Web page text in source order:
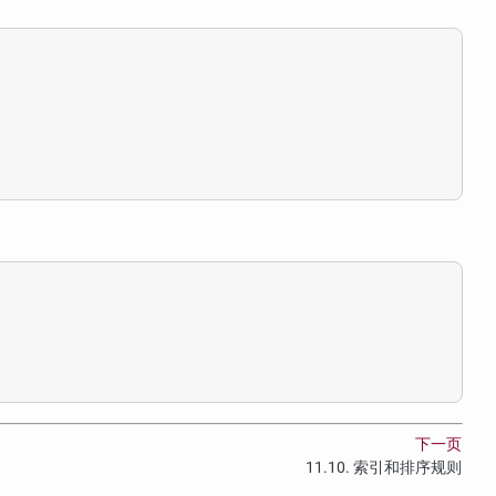
下一页
11.10. 索引和排序规则